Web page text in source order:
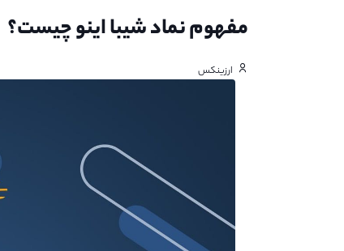
مفهوم نماد شیبا اینو چیست؟
ارزینکس